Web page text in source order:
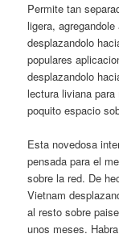
Permite tan
ligera,
desplazandolo
populares
desplazandolo
lectura liviana
poquito espacio
Esta novedosa
pensada para el
sobre la red. De
Vietnam
al resto sobre
unos meses.